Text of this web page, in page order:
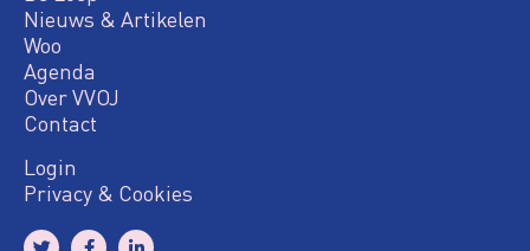
Nieuws & Artikelen
Woo
Agenda
Over VVOJ
Contact
Login
Privacy & Cookies